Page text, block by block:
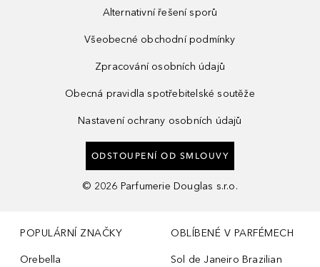
Alternativní řešení sporů
Všeobecné obchodní podmínky
Zpracování osobních údajů
Obecná pravidla spotřebitelské soutěže
Nastavení ochrany osobních údajů
ODSTOUPENÍ OD SMLOUVY
© 2026 Parfumerie Douglas s.r.o.
POPULÁRNÍ ZNAČKY
Orebella
OBLÍBENÉ V PARFÉMECH
Sol de Janeiro Brazilian